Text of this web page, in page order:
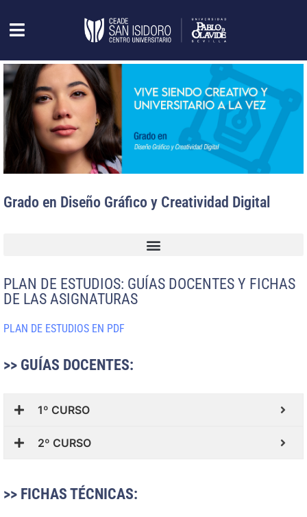
Grado en Diseño Gráfico y Creatividad Digital
PLAN DE ESTUDIOS: GUÍAS DOCENTES Y FICHAS
DE LAS ASIGNATURAS
PLAN DE ESTUDIOS EN PDF
>> GUÍAS DOCENTES:
1º CURSO
2º CURSO
>> FICHAS TÉCNICAS: